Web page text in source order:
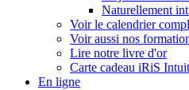
Naturellement
Voir le calendrier
Voir aussi nos
Lire notre livre d'or
Carte cadeau iRiS
En ligne